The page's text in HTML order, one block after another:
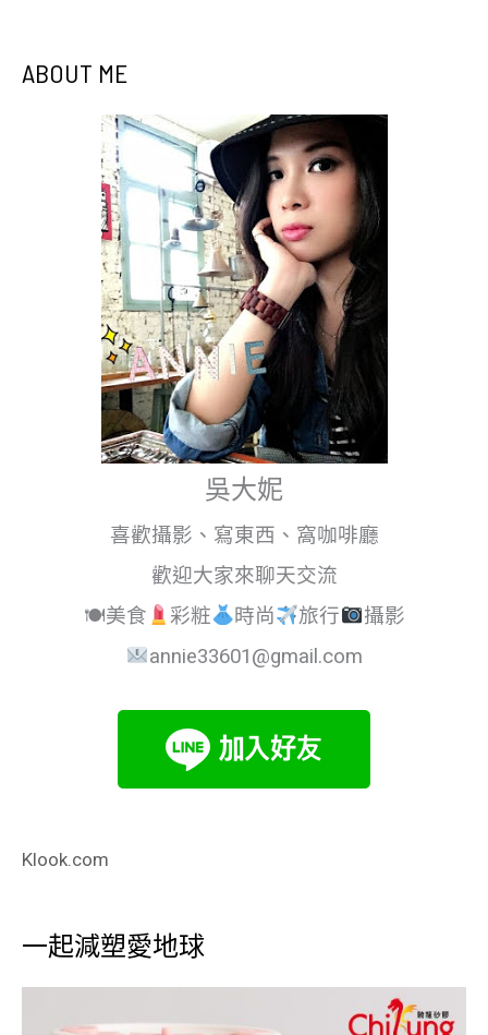
ABOUT ME
吳大妮
喜歡攝影、寫東西、窩咖啡廳
歡迎大家來聊天交流
🍽美食
彩粧 時尚 旅行
攝影
annie33601@gmail.com
Klook.com
一起減塑愛地球